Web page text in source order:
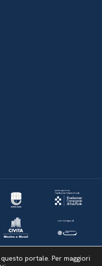
portale. Per maggiori